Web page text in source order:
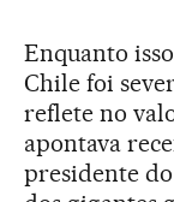
Enquanto
Chile foi
reflete no
apontava
presidente